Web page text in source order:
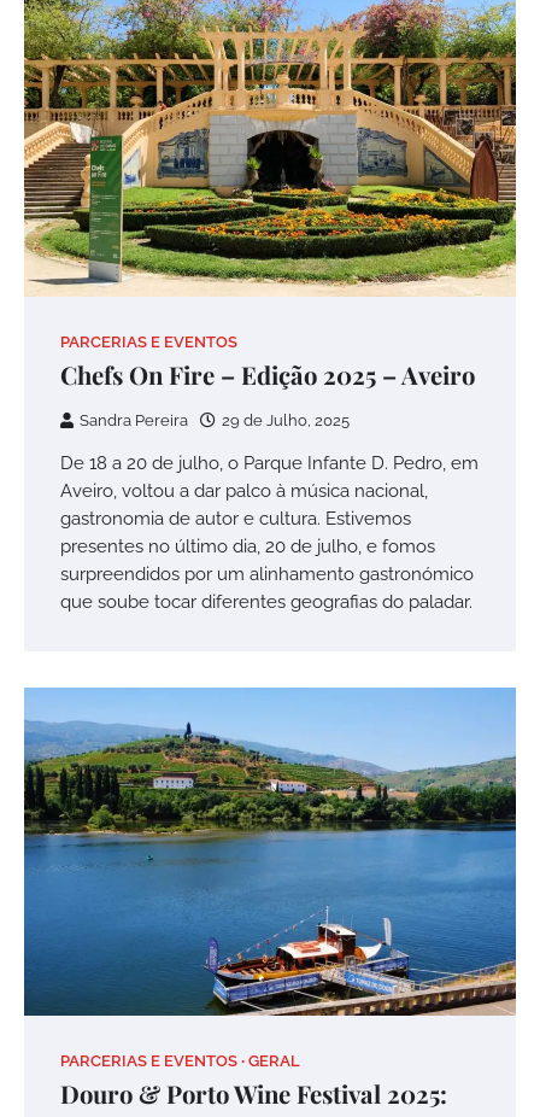
PARCERIAS E EVENTOS
Chefs On Fire – Edição 2025 – Aveiro
Sandra Pereira 29 de Julho, 2025
De 18 a 20 de julho, o Parque Infante D. Pedro, em
Aveiro, voltou a dar palco à música nacional,
gastronomia de autor e cultura. Estivemos
presentes no último dia, 20 de julho, e fomos
surpreendidos por um alinhamento gastronómico
que soube tocar diferentes geografias do paladar.
PARCERIAS E EVENTOS GERAL
Douro & Porto Wine Festival 2025: